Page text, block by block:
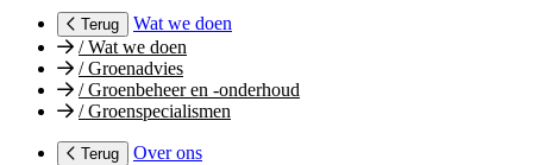
Terug
Wat we doen
/Wat we doen
/Groenadvies
/Groenbeheer en -onderhoud
/Groenspecialismen
Terug
Over ons